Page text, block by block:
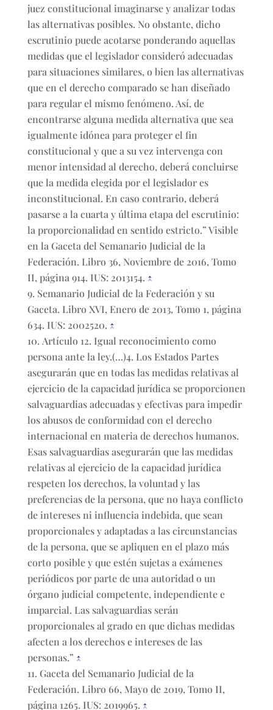
juez constitucional imaginarse y analizar todas
las alternativas posibles. No obstante, dicho
escrutinio puede acotarse ponderando aquellas
medidas que el legislador consideró adecuadas
para situaciones similares, o bien las alternativas
que en el derecho comparado se han diseñado
para regular el mismo fenómeno. Así, de
encontrarse alguna medida alternativa que sea
igualmente idónea para proteger el fin
constitucional y que a su vez intervenga con
menor intensidad al derecho, deberá concluirse
que la medida elegida por el legislador es
inconstitucional. En caso contrario, deberá
pasarse a la cuarta y última etapa del escrutinio:
la proporcionalidad en sentido estricto.” Visible
en la Gaceta del Semanario Judicial de la
Federación. Libro 36, Noviembre de 2016, Tomo
II, página 914. IUS: 2013154. ↑
Semanario Judicial de la Federación y su
Gaceta. Libro XVI, Enero de 2013, Tomo 1, página
634. IUS: 2002520. ↑
Artículo 12. Igual reconocimiento como
persona ante la ley.(…)4. Los Estados Partes
asegurarán que en todas las medidas relativas al
ejercicio de la capacidad jurídica se proporcionen
salvaguardias adecuadas y efectivas para impedir
los abusos de conformidad con el derecho
internacional en materia de derechos humanos.
Esas salvaguardias asegurarán que las medidas
relativas al ejercicio de la capacidad jurídica
respeten los derechos, la voluntad y las
preferencias de la persona, que no haya conflicto
de intereses ni influencia indebida, que sean
proporcionales y adaptadas a las circunstancias
de la persona, que se apliquen en el plazo más
corto posible y que estén sujetas a exámenes
periódicos por parte de una autoridad o un
órgano judicial competente, independiente e
imparcial. Las salvaguardias serán
proporcionales al grado en que dichas medidas
afecten a los derechos e intereses de las
personas.” ↑
Gaceta del Semanario Judicial de la
Federación. Libro 66, Mayo de 2019, Tomo II,
página 1265. IUS: 2019965. ↑